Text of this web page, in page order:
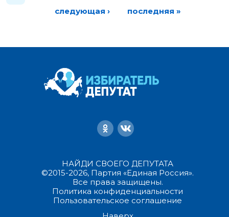
следующая ›
последняя »
НАЙДИ СВОЕГО ДЕПУТАТА
©2015-2026, Партия «Единая Россия».
Все права защищены.
Политика конфиденциальности
Пользовательское соглашение